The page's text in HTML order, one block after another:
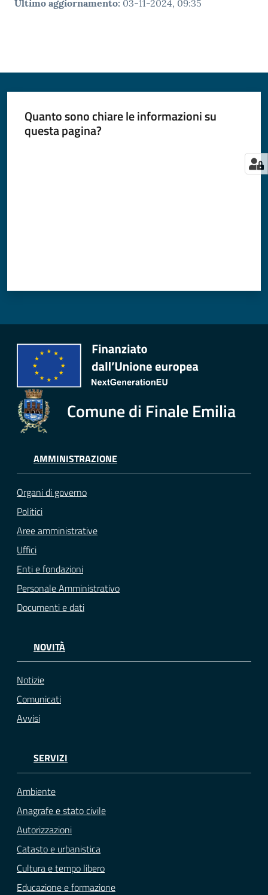
Ultimo aggiornamento: 03-11-2024, 09:35
Quanto sono chiare le informazioni su
questa pagina?
Comune di Finale Emilia
AMMINISTRAZIONE
Organi di governo
Politici
Aree amministrative
Uffici
Enti e fondazioni
Personale Amministrativo
Documenti e dati
NOVITÀ
Notizie
Comunicati
Avvisi
SERVIZI
Ambiente
Anagrafe e stato civile
Autorizzazioni
Catasto e urbanistica
Cultura e tempo libero
Educazione e formazione